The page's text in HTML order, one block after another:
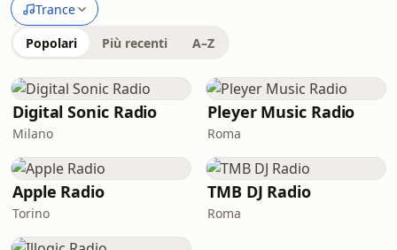
Trance
Popolari Più recenti A–Z
Digital Sonic Radio
Milano
Pleyer Music Radio
Roma
Apple Radio
Torino
TMB DJ Radio
Roma